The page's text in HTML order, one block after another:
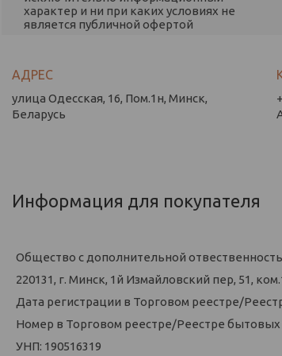
характер и ни при каких условиях не
является публичной офертой
улица Одесская, 16, Пом.1н, Минск,
Беларусь
Информация для покупателя
Общество с дополнительной
220131, г. Минск, 1й Измайловский пер, 51,
Дата регистрации в Торговом реестре/
Номер в Торговом реестре/Реестре бытовых
УНП: 190516319